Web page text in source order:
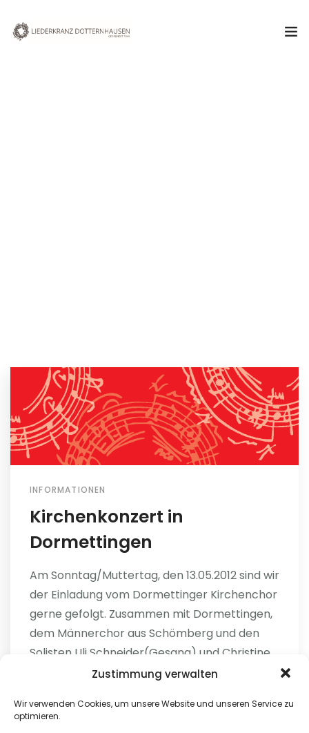
Zustimmung verwalten
Wir verwenden Cookies, um unsere Website und unseren Service zu
optimieren.
INFORMATIONEN
Kirchenkonzert in
Dormettingen
Am Sonntag/Muttertag, den 13.05.2012 sind wir
der Einladung vom Dormettinger Kirchenchor
gerne gefolgt. Zusammen mit Dormettingen,
dem Männerchor aus Schömberg und den
Solisten Uli Schneider(Gesang) und Christine
Köhler an der Querflöte...
weiterlesen